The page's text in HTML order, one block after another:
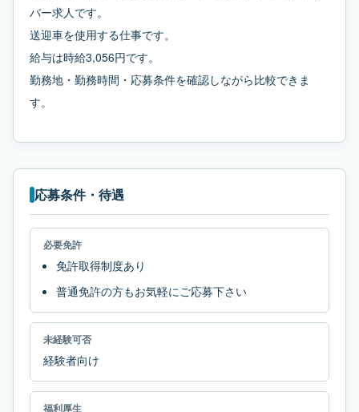
バー求人です。
送迎車を使用する仕事です。
給与は時給3,056円です。
勤務地・勤務時間・応募条件を確認しながら比較できま
す。
応募条件・待遇
必要免許
免許取得制度あり
普通免許の方もお気軽にご応募下さい
未経験可否
経験者向け
福利厚生